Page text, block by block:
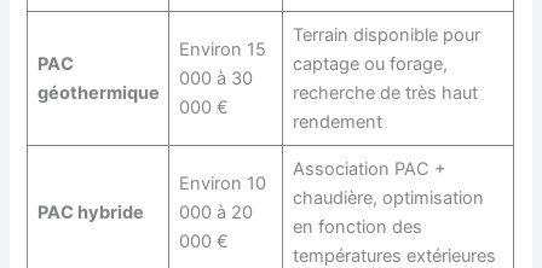
PAC
géothermique
Environ 15
000 à 30
000 €
Terrain disponible pour
captage ou forage,
recherche de très haut
rendement
PAC hybride
Environ 10
000 à 20
000 €
Association PAC +
chaudière, optimisation
en fonction des
températures extérieures